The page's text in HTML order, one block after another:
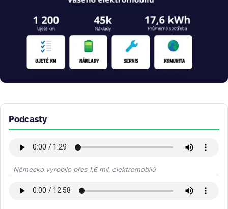
Podcasty
Německo vyrobilo přes 1,6 mil. elektromobilů